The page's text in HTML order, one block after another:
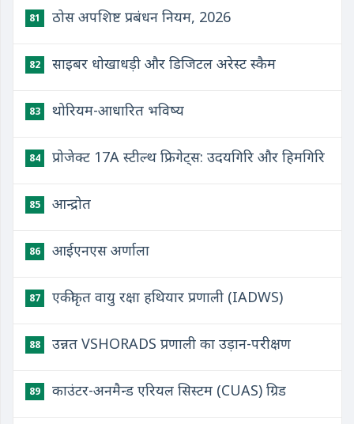
81 ठोस अपशिष्ट प्रबंधन नियम, 2026
82 साइबर धोखाधड़ी और डिजिटल अरेस्ट स्कैम
83 थोरियम-आधारित भविष्य
84 प्रोजेक्ट 17A स्टील्थ फ्रिगेट्स: उदयगिरि और हिमगिरि
85 आन्द्रोत
86 आईएनएस अर्णाला
87 एकीकृत वायु रक्षा हथियार प्रणाली (IADWS)
88 उन्नत VSHORADS प्रणाली का उड़ान-परीक्षण
89 काउंटर-अनमैन्ड एरियल सिस्टम (CUAS) ग्रिड